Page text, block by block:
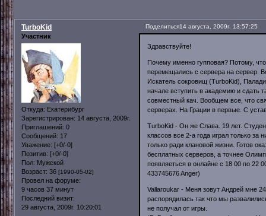
Поделиться14 августа, 2009г. 13:57:25
TurboKid
Участник
Откуда: Екатерибург
Зарегистрирован: 14 августа, 2009г.
Приглашений: 0
Сообщений: 17
Уважение: [+0/-0]
Позитив: [+0/-0]
Пол: Мужской
Возраст: 36 [1990-05-02]
Провел на форуме:
9 часов 37 минут
Последний визит:
29 августа, 2009г. 10:20:01
Здравствуйте!
Почему именно гупповая? Потому,
перемещались с сервера на сервер.
Искатель сокровищ (TurboKid),
начале вступить в академию и
совместный кач. Вообщем все, что
серверах. На Грации в первые. С
TurboKid - Он же Слава. 19 лет.
классов все 2-а года играл только
только ради клановой жизни. Готов
бесплатных серверов, а точнее
появляеться в онлайне с 18 00 по 22
433745676 Anger)
Vallaroukar - Меня зовут Андрей мне
распорядилась так что мы
не получал от игры.